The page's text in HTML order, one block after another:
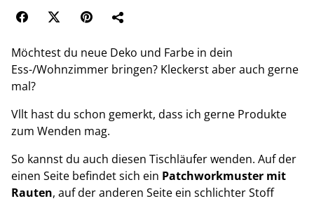
Möchtest du neue Deko und Farbe in dein
Ess-/Wohnzimmer bringen? Kleckerst aber auch gerne
mal?
Vllt hast du schon gemerkt, dass ich gerne Produkte
zum Wenden mag.
So kannst du auch diesen Tischläufer wenden. Auf der
einen Seite befindet sich ein Patchworkmuster mit
Rauten, auf der anderen Seite ein schlichter Stoff